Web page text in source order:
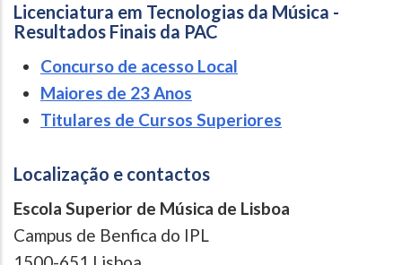
Licenciatura em Tecnologias da Música -
Resultados Finais da PAC
Concurso de acesso Local
Maiores de 23 Anos
Titulares de Cursos Superiores
Localização e contactos
Escola Superior de Música de Lisboa
Campus de Benfica do IPL